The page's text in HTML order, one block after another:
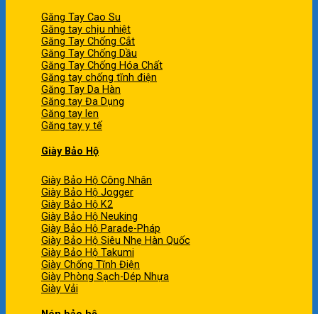
Găng Tay Cao Su
Găng tay chịu nhiệt
Găng Tay Chống Cắt
Găng Tay Chống Dầu
Găng Tay Chống Hóa Chất
Găng tay chống tĩnh điện
Găng Tay Da Hàn
Găng tay Đa Dụng
Găng tay len
Găng tay y tế
Giày Bảo Hộ
Giày Bảo Hộ Công Nhân
Giày Bảo Hộ Jogger
Giày Bảo Hộ K2
Giày Bảo Hộ Neuking
Giày Bảo Hộ Parade-Pháp
Giày Bảo Hộ Siêu Nhẹ Hàn Quốc
Giày Bảo Hộ Takumi
Giày Chống Tĩnh Điện
Giày Phòng Sạch-Dép Nhựa
Giày Vải